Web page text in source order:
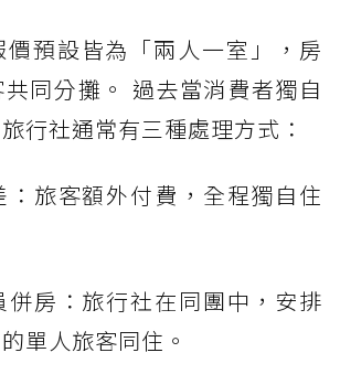
價預設皆為「兩人一室」，房
同分攤。 過去當消費者獨自
行社通常有三種處理方式：
：旅客額外付費，全程獨自住
併房：旅行社在同團中，安排
單人旅客同住。